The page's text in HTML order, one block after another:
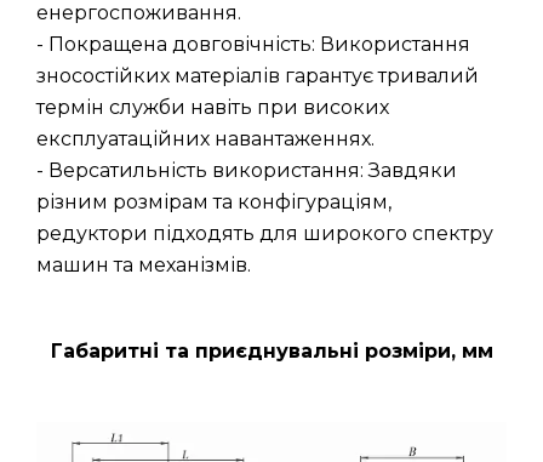
енергоспоживання.
- Покращена довговічність: Використання
зносостійких матеріалів гарантує тривалий
термін служби навіть при високих
експлуатаційних навантаженнях.
- Версатильність використання: Завдяки
різним розмірам та конфігураціям,
редуктори підходять для широкого спектру
машин та механізмів.
Габаритні та приєднувальні розміри, мм